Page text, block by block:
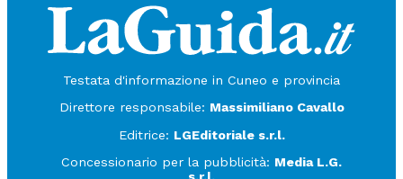
Testata d'informazione in Cuneo e provincia
Direttore responsabile: Massimiliano Cavallo
Editrice: LGEditoriale s.r.l.
Concessionario per la pubblicità: Media L.G.